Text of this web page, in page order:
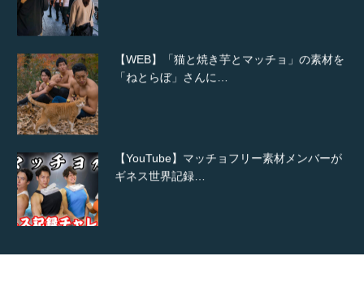
【WEB】「猫と焼き芋とマッチョ」の素材を
「ねとらぼ」さんに…
【YouTube】マッチョフリー素材メンバーが
ギネス世界記録…